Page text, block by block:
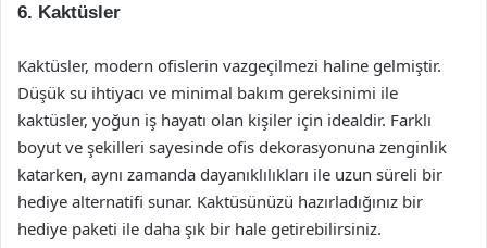
6. Kaktüsler
Kaktüsler, modern ofislerin vazgeçilmezi haline gelmiştir.
Düşük su ihtiyacı ve minimal bakım gereksinimi ile
kaktüsler, yoğun iş hayatı olan kişiler için idealdir. Farklı
boyut ve şekilleri sayesinde ofis dekorasyonuna zenginlik
katarken, aynı zamanda dayanıklılıkları ile uzun süreli bir
hediye alternatifi sunar. Kaktüsünüzü hazırladığınız bir
hediye paketi ile daha şık bir hale getirebilirsiniz.